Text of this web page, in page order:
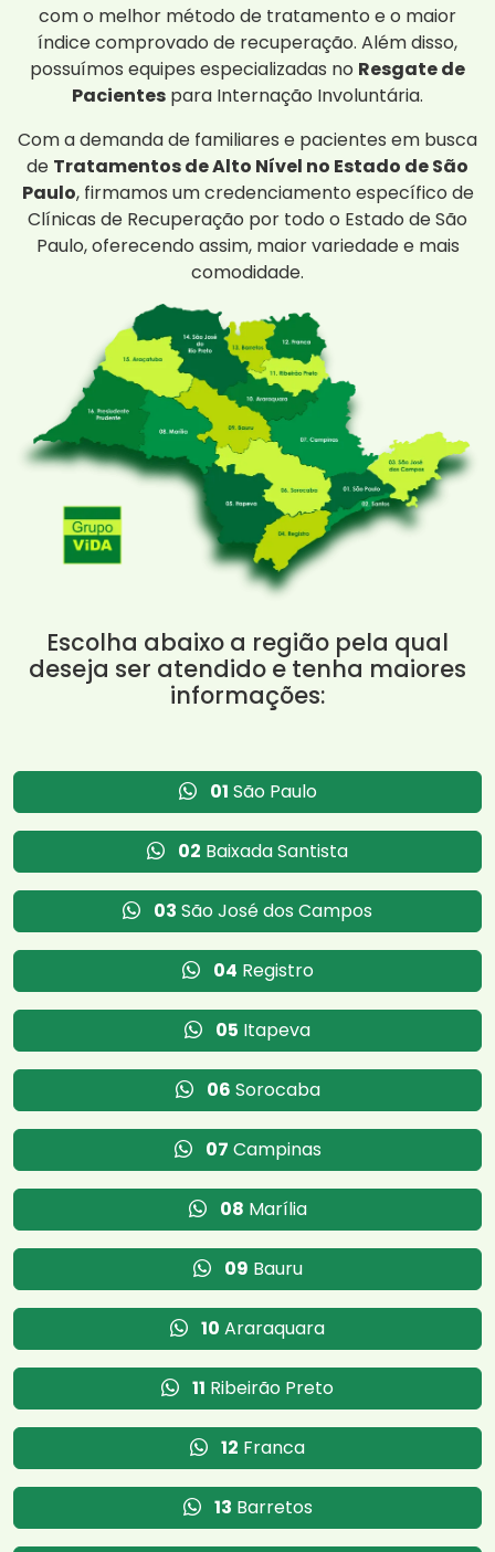
com o melhor método de tratamento e o maior
índice comprovado de recuperação. Além disso,
possuímos equipes especializadas no Resgate de
Pacientes para Internação Involuntária.
Com a demanda de familiares e pacientes em busca
de Tratamentos de Alto Nível no Estado de São
Paulo, firmamos um credenciamento específico de
Clínicas de Recuperação por todo o Estado de São
Paulo, oferecendo assim, maior variedade e mais
comodidade.
Escolha abaixo a região pela qual
deseja ser atendido e tenha maiores
informações:
01 São Paulo
02 Baixada Santista
03 São José dos Campos
04 Registro
05 Itapeva
06 Sorocaba
07 Campinas
08 Marília
09 Bauru
10 Araraquara
11 Ribeirão Preto
12 Franca
13 Barretos